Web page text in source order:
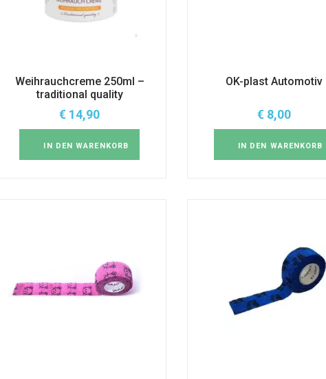
Weihrauchcreme 250ml –
traditional quality
€ 14,90
IN DEN WARENKORB
OK-plast Automotiv
€8,00
IN DEN WARENKORB